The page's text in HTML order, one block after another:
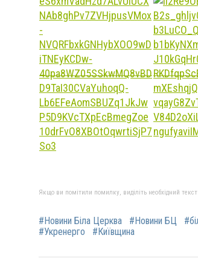
Якщо ви помітили помилку, виділіть необхідний
#Новини Біла Церква #Новини БЦ
#Укренерго
#Київщина